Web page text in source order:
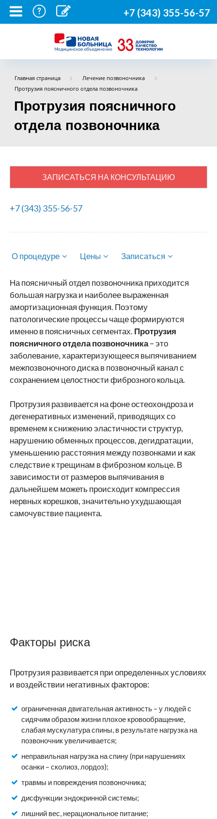
+7 (343) 355-56-57
Главная страница
Лечение позвоночника
Протрузия поясничного отдела позвоночника
Протрузия поясничного
отдела позвоночника
ЗАПИСАТЬСЯ НА КОНСУЛЬТАЦИЮ
+7 (343) 355-56-57
О процедуре Цены Записаться
На поясничный отдел позвоночника приходится
большая нагрузка и наиболее выраженная
амортизационная функция. Поэтому
патологические процессы чаще формируются
именно в поясничных сегментах. Протрузия
поясничного отдела позвоночника– это
заболевание, характеризующееся выпячиванием
межпозвоночного диска в позвоночный канал с
сохранением целостности фиброзного кольца.
Протрузия развивается на фоне остеохондроза и
дегенеративных изменений, приводящих со
временем к снижению эластичности структур,
нарушению обменных процессов, дегидратации,
уменьшению расстояния между позвонками и как
следствие к трещинам в фиброзном кольце. В
зависимости от размеров выпячивания в
дальнейшем можеть происходит компрессия
нервных корешков, значительно ухудшающая
самочувствие пациента.
Факторы риска
Протрузия развивается при определенных условиях
и воздействии негативных факторов:
ограниченная двигательная активность – у людей с
сидячим образом жизни плохое кровообращение,
слабая мускулатура спины, в результате нагрузка на
позвоночник увеличивается;
неправильная нагрузка на спину (при нарушениях
осанки – сколиоз, лордоз);
травмы и повреждения позвоночника;
дисфункции эндокринной системы;
лишний вес, нерациональное питание;